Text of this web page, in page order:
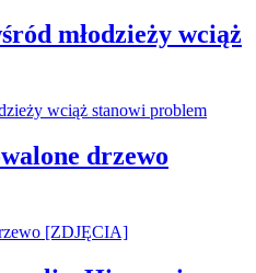
młodzieży wciąż
drzewo